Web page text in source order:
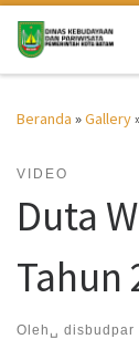
Skip to content
Beranda »Gallery
VIDEO
Duta
Tahun
Oleh␣ disbudpar